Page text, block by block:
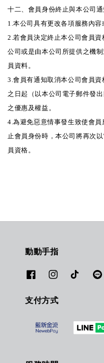
十二、會員身份終止與本公司通
1.本公司具有更改各項服務內容
2.若會員決定終止本公司會員
公司或是由本公司所提供之機
員資料。
3.會員有通知取消本公司會員
之日起（以本公司電子郵件發
之優惠及權益。
4.為避免惡意情事發生致使會
止會員身份時，本公司將再次
員資格。
動動手指
支付方式